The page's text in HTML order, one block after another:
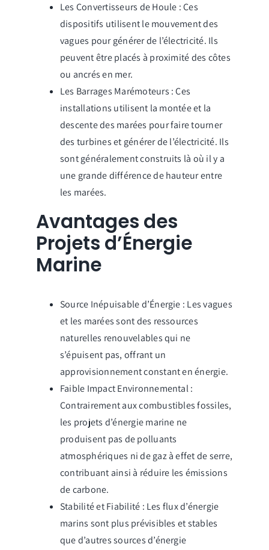
Les Convertisseurs de Houle : Ces
dispositifs utilisent le mouvement des
vagues pour générer de l’électricité. Ils
peuvent être placés à proximité des côtes
ou ancrés en mer.
Les Barrages Marémoteurs : Ces
installations utilisent la montée et la
descente des marées pour faire tourner
des turbines et générer de l’électricité. Ils
sont généralement construits là où il y a
une grande différence de hauteur entre
les marées.
Avantages des
Projets d’Énergie
Marine
Source Inépuisable d’Énergie : Les vagues
et les marées sont des ressources
naturelles renouvelables qui ne
s’épuisent pas, offrant un
approvisionnement constant en énergie.
Faible Impact Environnemental :
Contrairement aux combustibles fossiles,
les projets d’énergie marine ne
produisent pas de polluants
atmosphériques ni de gaz à effet de serre,
contribuant ainsi à réduire les émissions
de carbone.
Stabilité et Fiabilité : Les flux d’énergie
marins sont plus prévisibles et stables
que d’autres sources d’énergie